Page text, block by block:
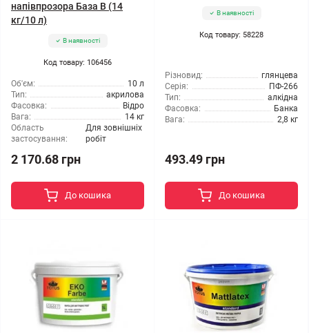
напівпрозора База В (14
кг/10 л)
В наявності
Код товару: 106456
Об'єм:
10 л
Тип:
акрилова
Фасовка:
Відро
Вага:
14 кг
Область
застосування:
Для зовнішніх
робіт
2 170.68 грн
До кошика
В наявності
Код товару: 58228
Різновид:
глянцева
Серія:
ПФ-266
Тип:
алкідна
Фасовка:
Банка
Вага:
2,8 кг
493.49 грн
До кошика